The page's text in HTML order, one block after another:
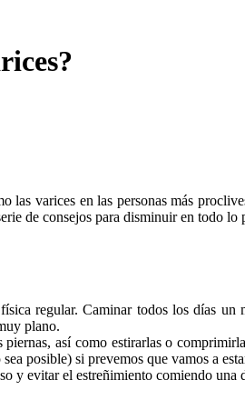
varices en las personas más
de consejos para disminuir en todo
regular. Caminar todos los días un
plano.
así como estirarlas o
posible) si prevemos que vamos a
y evitar el estreñimiento comiendo una